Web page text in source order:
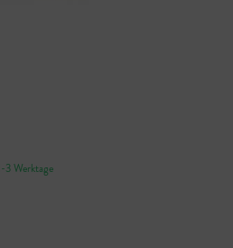
3 Werktage